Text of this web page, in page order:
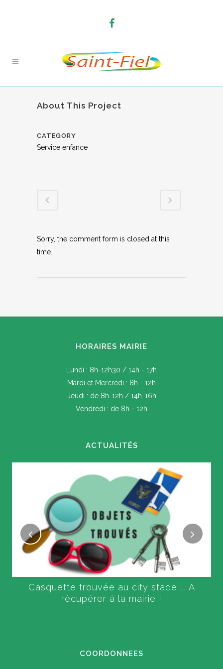
About This Project
CATEGORY
Service enfance
Sorry, the comment form is closed at this
time.
HORAIRES MAIRIE
Lundi : 8h-12h30 / 14h - 17h
Mardi et Mercredi : 8h - 12h
Jeudi : de 8h-12h / 14h-16h
Vendredi : de 8h - 12h
ACTUALITÉS
Casquette trouvée au city stade …. A
récupérer à la mairie !
COORDONNEES